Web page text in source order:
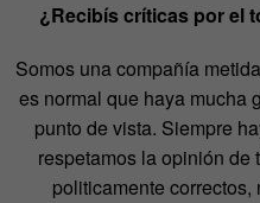
¿Recibís críticas por el
Somos una compañía
es normal que haya mucha
punto de vista. Siempre
respetamos la opinión de
politicamente